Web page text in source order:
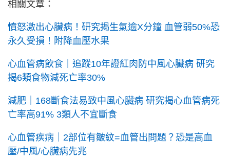
相關文章：
憤怒激出心臟病！研究揭生氣逾X分鐘 血管弱50%恐
永久受損！附降血壓水果
心血管病飲食｜追蹤10年證紅肉防中風心臟病 研究
揭6類食物減死亡率30%
減肥｜168斷食法易致中風心臟病 研究揭心血管病死
亡率高91% 3類人不宜斷食
心血管疾病｜2部位有皺紋=血管出問題？恐是高血
壓/中風/心臟病先兆